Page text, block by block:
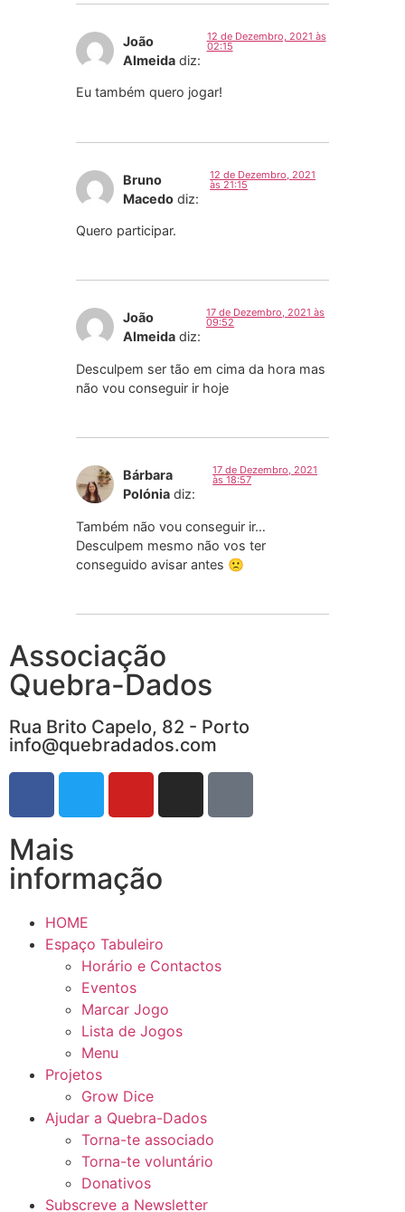
João
Almeida diz:
12 de Dezembro, 2021 às
02:15
Eu também quero jogar!
Bruno
Macedo diz:
12 de Dezembro, 2021
às 21:15
Quero participar.
João
Almeida diz:
17 de Dezembro, 2021 às
09:52
Desculpem ser tão em cima da hora mas
não vou conseguir ir hoje
Bárbara
Polónia diz:
17 de Dezembro, 2021
às 18:57
Também não vou conseguir ir…
Desculpem mesmo não vos ter
conseguido avisar antes 🙁
Associação
Quebra-Dados
Rua Brito Capelo, 82 - Porto
info@quebradados.com
Mais
informação
HOME
Espaço Tabuleiro
Horário e Contactos
Eventos
Marcar Jogo
Lista de Jogos
Menu
Projetos
Grow Dice
Ajudar a Quebra-Dados
Torna-te associado
Torna-te voluntário
Donativos
Subscreve a Newsletter